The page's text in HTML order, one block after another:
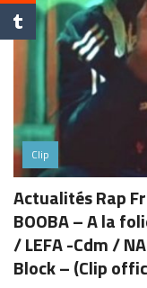
Clip
Actualités Rap
BOOBA – A la
/ LEFA -Cdm /
Block – (Clip